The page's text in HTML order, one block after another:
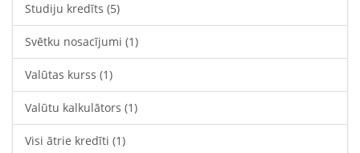
Studiju kredīts (5)
Svētku nosacījumi (1)
Valūtas kurss (1)
Valūtu kalkulātors (1)
Visi ātrie kredīti (1)